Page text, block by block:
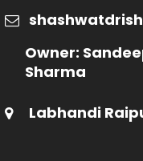
Owner:
Sharma
Labhandi